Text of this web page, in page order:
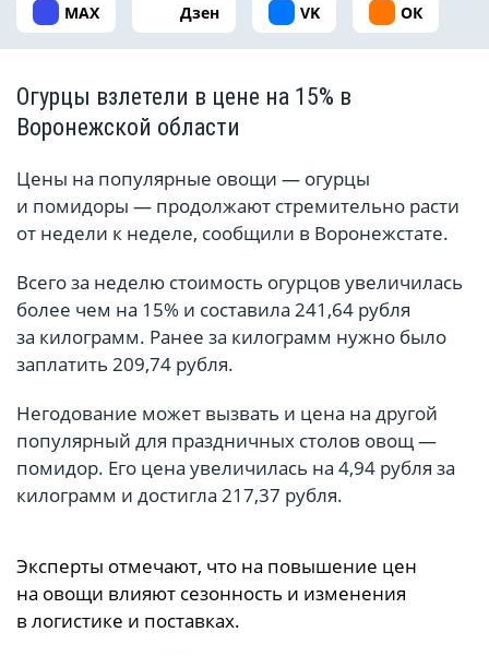
MAX Дзен VK ОК
Огурцы взлетели в цене на 15% в
Воронежской области
Цены на популярные овощи — огурцы
и помидоры — продолжают стремительно расти
от недели к неделе, сообщили в Воронежстате.
Всего за неделю стоимость огурцов увеличилась
более чем на 15% и составила 241,64 рубля
за килограмм. Ранее за килограмм нужно было
заплатить 209,74 рубля.
Негодование может вызвать и цена на другой
популярный для праздничных столов овощ —
помидор. Его цена увеличилась на 4,94 рубля за
килограмм и достигла 217,37 рубля.
Эксперты отмечают, что на повышение цен
на овощи влияют сезонность и изменения
в логистике и поставках.